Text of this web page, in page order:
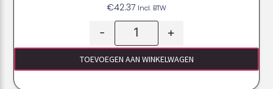
€42.37 Incl. BTW
- +
TOEVOEGEN AAN WINKELWAGEN